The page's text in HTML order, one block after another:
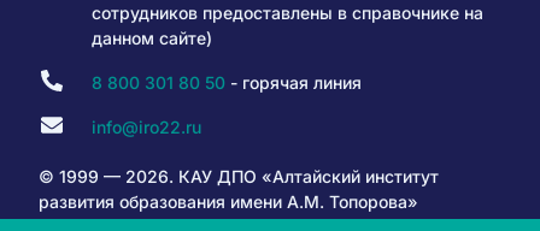
сотрудников предоставлены в справочнике на
данном сайте)
8 800 301 80 50- горячая линия
info@iro22.ru
© 1999 — 2026. КАУ ДПО «Алтайский институт
развития образования имени А.М. Топорова»